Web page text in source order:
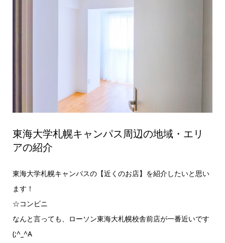
東海大学札幌キャンパス周辺の地域・エリ
アの紹介
東海大学札幌キャンパスの【近くのお店】を紹介したいと思い
ます！
☆コンビニ
なんと言っても、ローソン東海大札幌校舎前店が一番近いです
(;^_^A